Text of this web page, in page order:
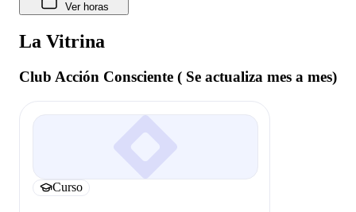
Ver horas
La Vitrina
Club Acción Consciente ( Se actualiza mes a mes)
Curso